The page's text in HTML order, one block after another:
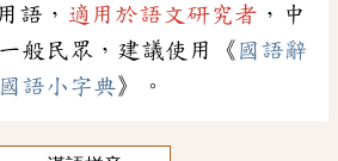
語， 適用於語文研究者 ，中
般民眾，建議使用《 國語辭
國語小字典》。